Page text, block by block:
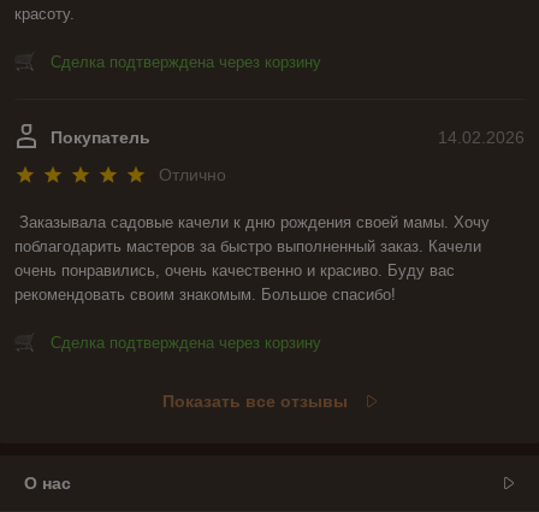
красоту.
Сделка подтверждена через корзину
14.02.2026
Покупатель
Отлично
Заказывала садовые качели к дню рождения своей мамы. Хочу
поблагодарить мастеров за быстро выполненный заказ. Качели
очень понравились, очень качественно и красиво. Буду вас
рекомендовать своим знакомым. Большое спасибо!
Сделка подтверждена через корзину
Показать все отзывы
О нас